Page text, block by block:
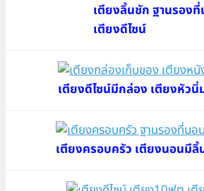
เตียงลิ้นชัก ฐานรอง
เตียงดีไซน์
เตียงดีไซน์มีกล่อง เตียงหัวนิ่
เตียงครอบครัว เตียงนอนมีลิ้